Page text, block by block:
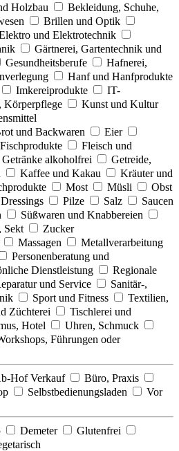
Holzbau
Bekleidung, Schuhe,
Brillen und Optik
und Elektrotechnik
Gärtnerei, Gartentechnik und
Gesundheitsberufe
Hafnerei,
Hanf und Hanfprodukte
Imkereiprodukte
IT-
Körperpflege
Kunst und Kultur
und Backwaren
Eier
Fleisch und
Getränke alkoholfrei
Getreide,
Kaffee und Kakau
Kräuter und
Most Müsli
Obst
Pilze Salz
Saucen
Süßwaren und Knabbereien
Sekt
Zucker
Massagen
Metallverarbeitung
Personenberatung und
Dienstleistung
Regionale
und Service
Sanitär-,
Sport und Fitness
Textilien,
Züchterei
Tischlerei und
Hotel
Uhren, Schmuck
Führungen oder
Hof Verkauf
Büro, Praxis
Selbstbedienungsladen
Vor
Demeter
Glutenfrei